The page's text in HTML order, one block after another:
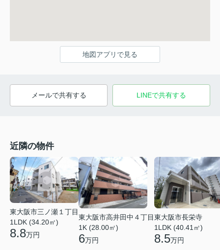
地図アプリで見る
メールで共有する LINEで共有する
近隣の物件
東大阪市三ノ瀬１丁目
1LDK (34.20㎡)
8.8万円
東大阪市高井田中４丁目
1K (28.00㎡)
6万円
東大阪市長栄寺
1LDK (40.41㎡)
8.5万円